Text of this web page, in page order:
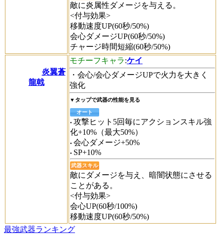
敵に炎属性ダメージを与える。
<付与効果>
移動速度UP(60秒/50%)
会心ダメージUP(60秒/50%)
チャージ時間短縮(60秒/50%)
炎翼蒼
龍戟
モチーフキャラ:ケイ
・会心/会心ダメージUPで火力を大きく
強化
▼タップで武器の性能を見る
オート
攻撃ヒット5回毎にアクションスキル強
化+10%（最大50%）
会心ダメージ+50%
SP+10%
武器スキル
敵にダメージを与え、暗闇状態にさせる
ことがある。
<付与効果>
会心UP(60秒/100%)
移動速度UP(60秒/50%)
最強武器ランキング